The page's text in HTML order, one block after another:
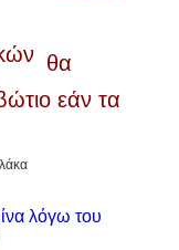
θα
εάν τα
λόγω του